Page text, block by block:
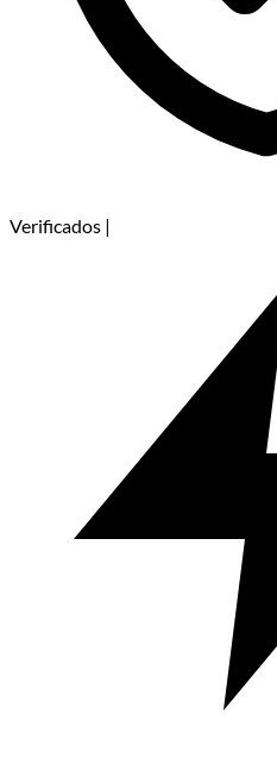
Verificados |